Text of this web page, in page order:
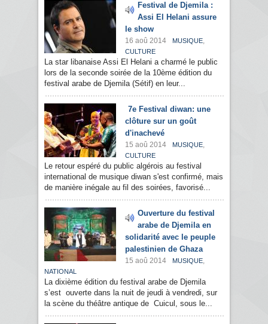
Festival de Djemila :
Assi El Helani assure
le show
16 aoû 2014 MUSIQUE,
CULTURE
La star libanaise Assi El Helani a charmé le public
lors de la seconde soirée de la 10ème édition du
festival arabe de Djemila (Sétif) en leur...
7e Festival diwan: une
clôture sur un goût
d'inachevé
15 aoû 2014 MUSIQUE,
CULTURE
Le retour espéré du public algérois au festival
international de musique diwan s'est confirmé, mais
de manière inégale au fil des soirées, favorisé...
Ouverture du festival
arabe de Djemila en
solidarité avec le peuple
palestinien de Ghaza
15 aoû 2014 MUSIQUE,
NATIONAL
La dixième édition du festival arabe de Djemila
s’est ouverte dans la nuit de jeudi à vendredi, sur
la scène du théâtre antique de Cuicul, sous le...